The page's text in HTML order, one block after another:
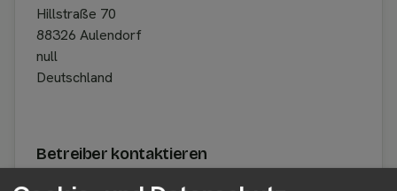
Hillstraße 70
88326 Aulendorf
null
Deutschland
Betreiber kontaktieren